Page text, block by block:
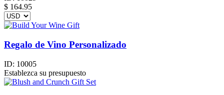
$ 164.95
Regalo de Vino Personalizado
ID: 10005
Establezca su presupuesto